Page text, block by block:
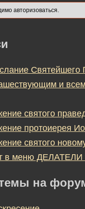
авторизоваться.
и
святого
протоиерея
святого
в меню ДЕЛАТЕЛИ
на